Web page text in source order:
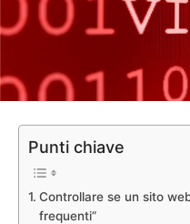
Punti chiave
Controllare se un sito
frequenti”